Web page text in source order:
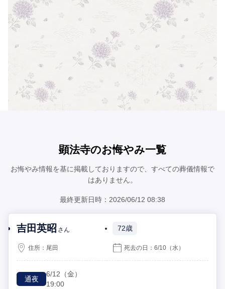
顕法寺のお悔やみ一覧
お悔やみ情報を基に掲載しておりますので、すべての葬儀情報で
はありません。
最終更新日時：2026/06/12 08:38
吉田英昭 さん 72歳
住所： 尾田 死去の日：6/10 （水）
通夜
6/12 （金）
19:00